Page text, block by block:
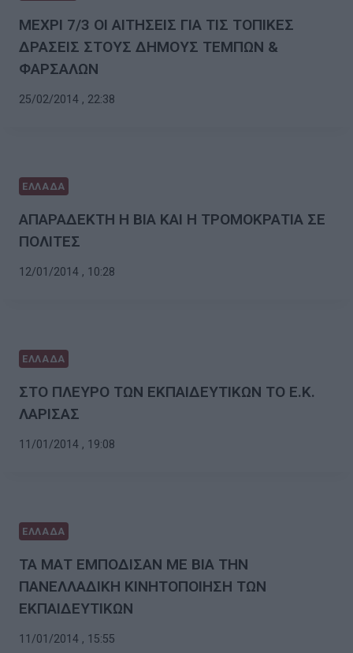
ΜΕΧΡΙ 7/3 ΟΙ ΑΙΤΗΣΕΙΣ ΓΙΑ ΤΙΣ ΤΟΠΙΚΕΣ
ΔΡΑΣΕΙΣ ΣΤΟΥΣ ΔΗΜΟΥΣ ΤΕΜΠΩΝ &
ΦΑΡΣΑΛΩΝ
25/02/2014 , 22:38
ΕΛΛΑΔΑ
ΑΠΑΡΑΔΕΚΤΗ Η ΒΙΑ ΚΑΙ Η ΤΡΟΜΟΚΡΑΤΙΑ ΣΕ
ΠΟΛΙΤΕΣ
12/01/2014 , 10:28
ΕΛΛΑΔΑ
ΣΤΟ ΠΛΕΥΡΟ ΤΩΝ ΕΚΠΑΙΔΕΥΤΙΚΩΝ ΤΟ Ε.Κ.
ΛΑΡΙΣΑΣ
11/01/2014 , 19:08
ΕΛΛΑΔΑ
ΤΑ ΜΑΤ ΕΜΠΟΔΙΣΑΝ ΜΕ ΒΙΑ ΤΗΝ
ΠΑΝΕΛΛΑΔΙΚΗ ΚΙΝΗΤΟΠΟΙΗΣΗ ΤΩΝ
ΕΚΠΑΙΔΕΥΤΙΚΩΝ
11/01/2014 , 15:55